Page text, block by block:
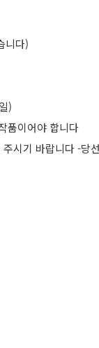
니다)
)
품이어야 합니다
시기 바랍니다 -당